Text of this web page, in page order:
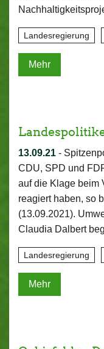
Landesregierung
Mehr
13.09.21 -
CDU, SPD und
auf die Klage beim
reagiert haben, so
(13.09.2021).
Claudia Dalbert
Landesregierung
Mehr